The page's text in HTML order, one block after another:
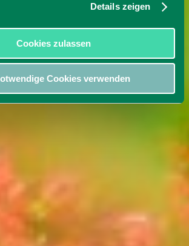
Details zeigen
Cookies zulassen
Cookies verwenden